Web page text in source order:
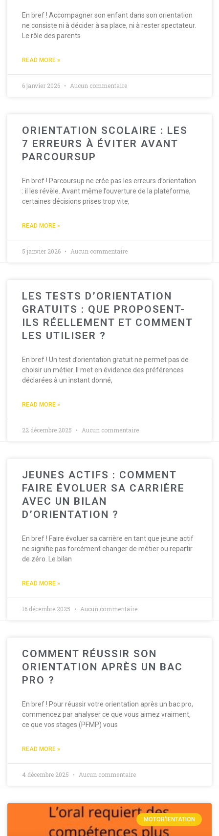
En bref ! Accompagner son enfant dans son orientation
ne consiste ni à décider à sa place, ni à rester spectateur.
Le rôle des parents
READ MORE »
6 janvier 2026 Aucun commentaire
ORIENTATION SCOLAIRE : LES
7 ERREURS À ÉVITER AVANT
PARCOURSUP
En bref ! Parcoursup ne crée pas les erreurs d’orientation
: il les révèle. Avant même l’ouverture de la plateforme,
certaines décisions prises trop vite,
READ MORE »
5 janvier 2026 Aucun commentaire
LES TESTS D’ORIENTATION
GRATUITS : QUE PROPOSENT-
ILS RÉELLEMENT ET COMMENT
LES UTILISER ?
En bref ! Un test d’orientation gratuit ne permet pas de
choisir un métier. Il met en évidence des préférences
déclarées à un instant donné,
READ MORE »
22 décembre 2025 Aucun commentaire
JEUNES ACTIFS : COMMENT
FAIRE ÉVOLUER SA CARRIÈRE
AVEC UN BILAN
D’ORIENTATION ?
En bref ! Faire évoluer sa carrière en tant que jeune actif
ne signifie pas forcément changer de métier ou repartir
de zéro. Le bilan
READ MORE »
16 décembre 2025 Aucun commentaire
COMMENT RÉUSSIR SON
ORIENTATION APRÈS UN BAC
PRO ?
En bref ! Pour réussir votre orientation après un bac pro,
commencez par analyser ce que vous aimez vraiment,
ce que vos stages (PFMP) vous
READ MORE »
4 décembre 2025 Aucun commentaire
MOTOR'IENTATION